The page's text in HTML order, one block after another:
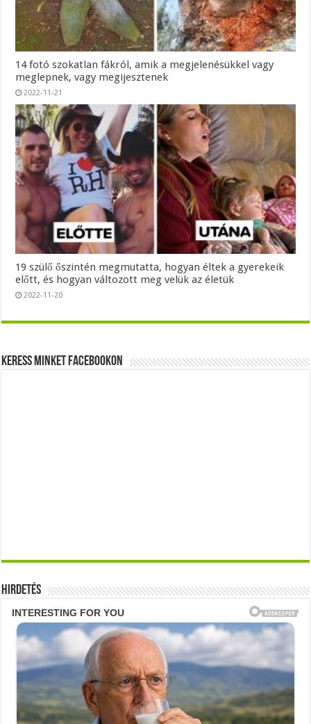
14 fotó szokatlan fákról, amik a megjelenésükkel vagy
meglepnek, vagy megijesztenek
2022-11-21
19 szülő őszintén megmutatta, hogyan éltek a gyerekeik
előtt, és hogyan változott meg velük az életük
2022-11-20
Keress minket Facebookon
Hirdetés